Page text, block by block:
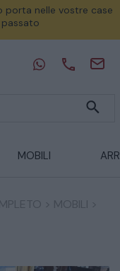
porta nelle vostre case
MOBILI
MOBILI